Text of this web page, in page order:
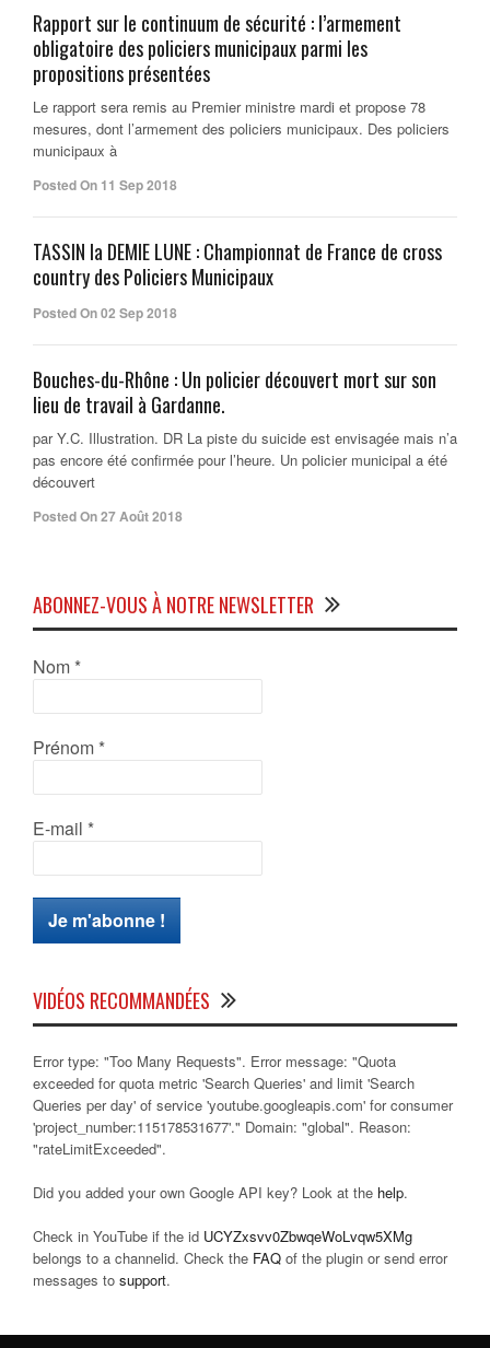
Rapport sur le continuum de sécurité : l’armement
obligatoire des policiers municipaux parmi les
propositions présentées
Le rapport sera remis au Premier ministre mardi et propose 78
mesures, dont l’armement des policiers municipaux. Des policiers
municipaux à
Posted On 11 Sep 2018
TASSIN la DEMIE LUNE : Championnat de France de cross
country des Policiers Municipaux
Posted On 02 Sep 2018
Bouches-du-Rhône : Un policier découvert mort sur son
lieu de travail à Gardanne.
par Y.C. Illustration. DR La piste du suicide est envisagée mais n’a
pas encore été confirmée pour l’heure. Un policier municipal a été
découvert
Posted On 27 Août 2018
ABONNEZ-VOUS À NOTRE NEWSLETTER
Nom *
Prénom *
E-mail *
VIDÉOS RECOMMANDÉES
Error type: "Too Many Requests". Error message: "Quota
exceeded for quota metric 'Search Queries' and limit 'Search
Queries per day' of service 'youtube.googleapis.com' for consumer
'project_number:115178531677'." Domain: "global". Reason:
"rateLimitExceeded".
Did you added your own Google API key? Look at the help.
Check in YouTube if the id UCYZxsvv0ZbwqeWoLvqw5XMg
belongs to a channelid. Check the FAQ of the plugin or send error
messages to support.